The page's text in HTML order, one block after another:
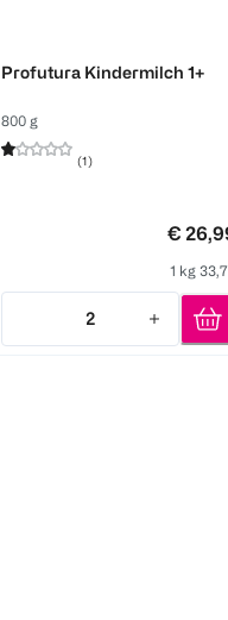
Profutura Kindermilch 1+
800 g
(1)
€
1 kg
2
Quantity: 2